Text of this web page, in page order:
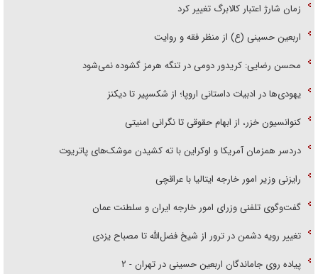
زمان شارژ اعتبار کالابرگ تغییر کرد
اربعین حسینی (ع) از منظر فقه و روایت
محسن رضایی: کریدور دومی در تنگه هرمز گشوده نمی‌شود
یهودی‌ها در ادبیات داستانی اروپا؛ از شکسپیر تا دیکنز
کنوانسیون خزر، از ابهام حقوقی تا نگرانی امنیتی
دردسر همزمان آمریکا و اوکراین با ته کشیدن موشک‌های پاتریوت
رایزنی وزیر امور خارجه ایتالیا با عراقچی
گفت‌وگوی تلفنی وزرای امور خارجه ایران و سلطنت عمان
تغییر رویه دشمن در ترور از شیخ فضل‌الله تا مصباح یزدی
پیاده روی جاماندگان اربعین حسینی در تهران - ۲